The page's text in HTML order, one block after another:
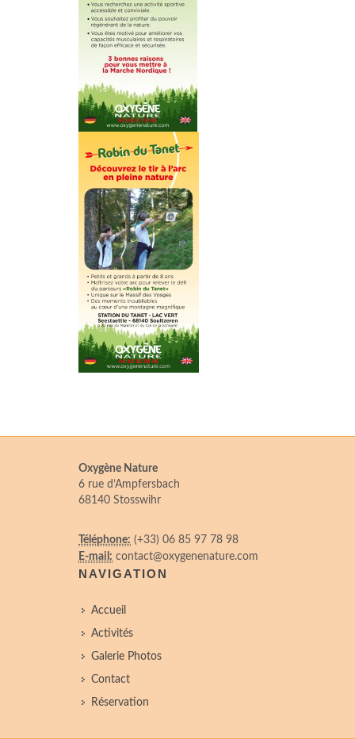
Oxygène Nature
6 rue d’Ampfersbach
68140 Stosswihr
Téléphone: (+33) 06 85 97 78 98
E-mail: contact@oxygenenature.com
NAVIGATION
Accueil
Activités
Galerie Photos
Contact
Réservation